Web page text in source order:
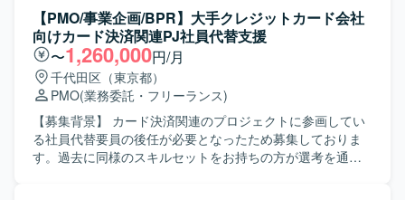
力】 社内システムやアプリのバージョンアップを通じて、
業務効率化や事業成長に直結するプロジェクトに上流工程
から関わることができます。 複数のステークホルダーと協
働しながら、要件整理から推進まで一貫して携わること
で、ビジネス理解とプロジェクトマネジメントスキルの双
方を高められる環境です。 【開発環境】 Webシステムおよ
びスマートフォンアプリケーションを対象としたプロジェ
クト環境となります。
導入プロジェクトの要件定義リードおよび導入推進を行っ
ていただきます。 具体的には、顧客および業務部門との要
件整理、SaaSベンダーとの調整・コントロール、システム
開発における課題管理・変更管理、各種資料作成などを担
当していただきます。 【求める人物像】 関係者と円滑にコ
ミュニケーションを取りながら、発注サイドの立場で主体
的にプロジェクトをリードしていただける方を求めていま
す。 【ポジションの魅力】 大手不動産デベロッパーのDX推
進に直接関わり、アンケートデータの活用やマーケティン
【PMO/事業企画/BPR】大手クレジットカード会社
向けカード決済関連PJ社員代替支援
〜1,260,000円/月
千代田区（東京都）
PMO(業務委託・フリーランス)
【募集背景】 カード決済関連のプロジェクトに参画してい
る社員代替要員の後任が必要となったため募集しておりま
す。過去に同様のスキルセットをお持ちの方が選考を通過